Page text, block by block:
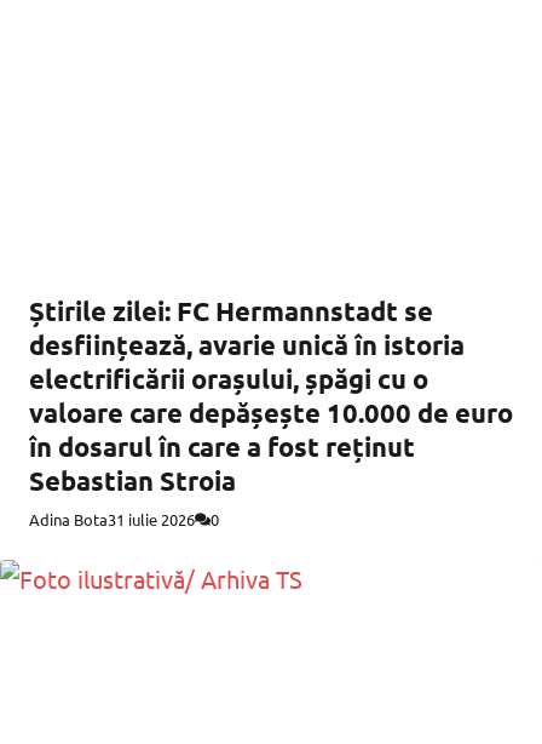
Știrile zilei: FC Hermannstadt se
desființează, avarie unică în istoria
electrificării orașului, șpăgi cu o
valoare care depășește 10.000 de euro
în dosarul în care a fost reținut
Sebastian Stroia
Adina Bota31 iulie 2026 0